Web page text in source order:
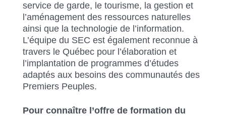
service de garde, le tourisme, la gestion et
l’aménagement des ressources naturelles
ainsi que la technologie de l’information.
L’équipe du SEC est également reconnue à
travers le Québec pour l’élaboration et
l’implantation de programmes d’études
adaptés aux besoins des communautés des
Premiers Peuples.
Pour connaître l’offre de formation du